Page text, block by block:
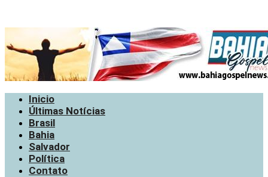
Inicio
Últimas Notícias
Brasil
Bahia
Salvador
Política
Contato